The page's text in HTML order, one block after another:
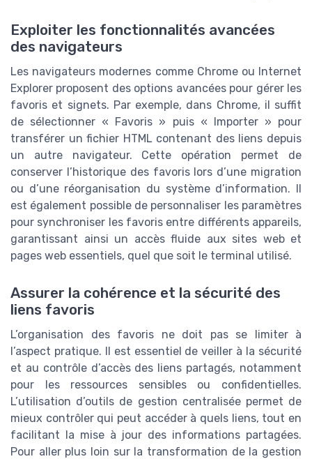
Exploiter les fonctionnalités avancées
des navigateurs
Les navigateurs modernes comme Chrome ou Internet
Explorer proposent des options avancées pour gérer les
favoris et signets. Par exemple, dans Chrome, il suffit
de sélectionner « Favoris » puis « Importer » pour
transférer un fichier HTML contenant des liens depuis
un autre navigateur. Cette opération permet de
conserver l’historique des favoris lors d’une migration
ou d’une réorganisation du système d’information. Il
est également possible de personnaliser les paramètres
pour synchroniser les favoris entre différents appareils,
garantissant ainsi un accès fluide aux sites web et
pages web essentiels, quel que soit le terminal utilisé.
Assurer la cohérence et la sécurité des
liens favoris
L’organisation des favoris ne doit pas se limiter à
l’aspect pratique. Il est essentiel de veiller à la sécurité
et au contrôle d’accès des liens partagés, notamment
pour les ressources sensibles ou confidentielles.
L’utilisation d’outils de gestion centralisée permet de
mieux contrôler qui peut accéder à quels liens, tout en
facilitant la mise à jour des informations partagées.
Pour aller plus loin sur la transformation de la gestion